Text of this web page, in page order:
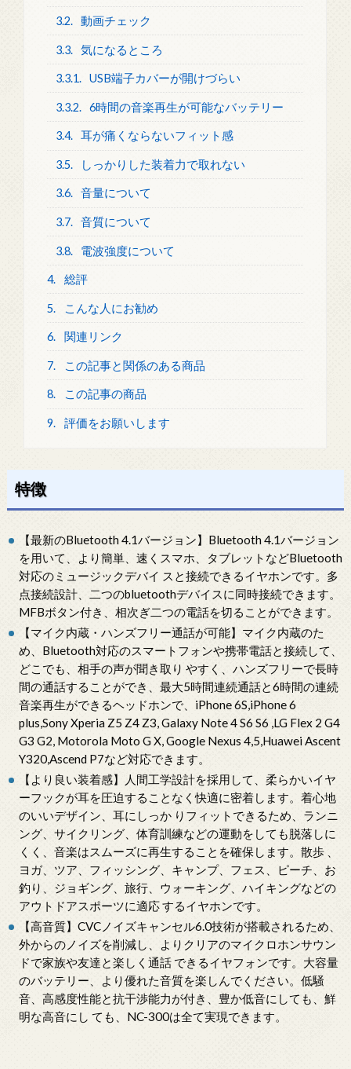
3.2. 動画チェック
3.3. 気になるところ
3.3.1. USB端子カバーが開けづらい
3.3.2. 6時間の音楽再生が可能なバッテリー
3.4. 耳が痛くならないフィット感
3.5. しっかりした装着力で取れない
3.6. 音量について
3.7. 音質について
3.8. 電波強度について
4. 総評
5. こんな人にお勧め
6. 関連リンク
7. この記事と関係のある商品
8. この記事の商品
9. 評価をお願いします
特徴
【最新のBluetooth 4.1バージョン】Bluetooth 4.1バージョン
を用いて、より簡単、速くスマホ、タブレットなどBluetooth
対応のミュージックデバイ スと接続できるイヤホンです。多
点接続設計、二つのbluetoothデバイスに同時接続できます。
MFBボタン付き、相次ぎ二つの電話を切ることができます。
【マイク内蔵・ハンズフリー通話が可能】マイク内蔵のた
め、Bluetooth対応のスマートフォンや携帯電話と接続して、
どこでも、相手の声が聞き取り やすく、ハンズフリーで長時
間の通話することができ、最大5時間連続通話と6時間の連続
音楽再生ができるヘッドホンで、iPhone 6S,iPhone 6
plus,Sony Xperia Z5 Z4 Z3, Galaxy Note 4 S6 S6 ,LG Flex 2 G4
G3 G2, Motorola Moto G X, Google Nexus 4,5,Huawei Ascent
Y320,Ascend P7など対応できます。
【より良い装着感】人間工学設計を採用して、柔らかいイヤ
ーフックが耳を圧迫することなく快適に密着します。着心地
のいいデザイン、耳にしっか りフィットできるため、ランニ
ング、サイクリング、体育訓練などの運動をしても脱落しに
くく、音楽はスムーズに再生することを確保します。散歩 、
ヨガ、ツア、フィッシング、キャンプ、フェス、ピーチ、お
釣り、ジョギング、旅行、ウォーキング、ハイキングなどの
アウトドアスポーツに適応 するイヤホンです。
【高音質】CVCノイズキャンセル6.0技術が搭載されるため、
外からのノイズを削減し、よりクリアのマイクロホンサウン
ドで家族や友達と楽しく通話 できるイヤフォンです。大容量
のバッテリー、より優れた音質を楽しんでください。低騒
音、高感度性能と抗干渉能力が付き、豊か低音にしても、鮮
明な高音にし ても、NC-300は全て実現できます。